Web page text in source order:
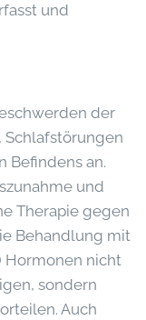
und
der
Befindens an.
und
Therapie gegen
Behandlung mit
Hormonen nicht
sondern
Auch